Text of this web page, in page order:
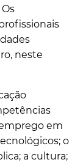
neste
em
o
a cultura;